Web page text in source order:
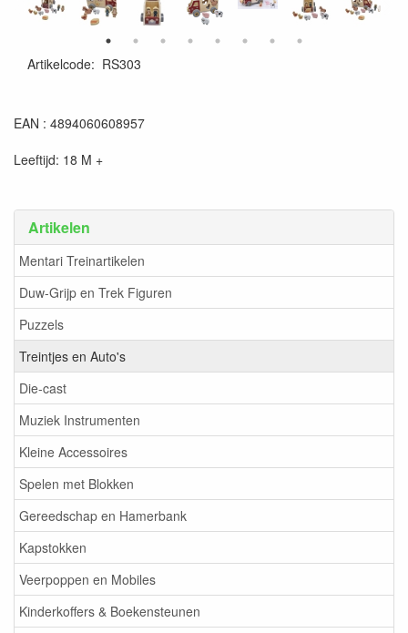
Artikelen
Mentari Treinartikelen
Duw-Grijp en Trek Figuren
Puzzels
Treintjes en Auto's
Die-cast
Muziek Instrumenten
Kleine Accessoires
Spelen met Blokken
Gereedschap en Hamerbank
Kapstokken
Veerpoppen en Mobiles
Kinderkoffers & Boekensteunen
Artikelcode: RS303
EAN : 4894060608957
Leeftijd: 18 M +